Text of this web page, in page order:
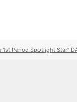
1st Period Spotlight Star”